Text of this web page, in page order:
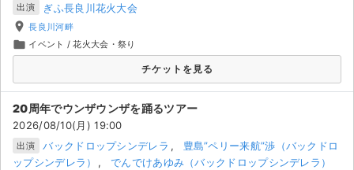
チケットジャム運営会社
チケットジャム利用規約
プライバシーポリシー
特定商取引法に基づく表記
公演登録依頼
出演 ぎふ長良川花火大会
place 長良川河畔
folder イベント / 花火大会・祭り
チケットを見る
20周年でウンザウンザを踊るツアー
2026/08/10(月) 19:00
出演 バックドロップシンデレラ
豊島”ペリー来航”渉（バックドロ
ップシンデレラ）
でんでけあゆみ（バックドロップシンデレラ）